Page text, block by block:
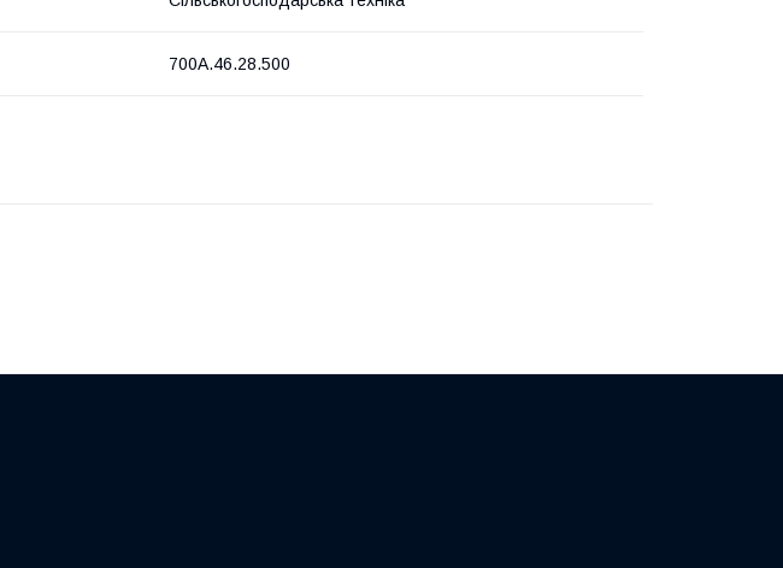
700А.46.28.500